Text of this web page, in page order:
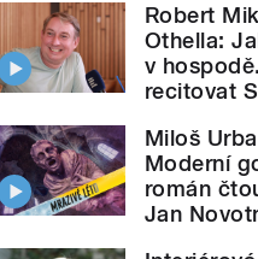
Robert
Othella:
v
recitovat
Miloš
Moderní
román
Jan